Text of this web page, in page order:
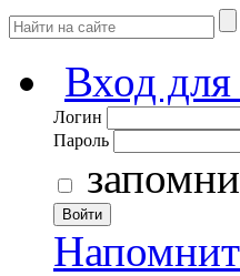
Вход для
Логин
Пароль
Войти